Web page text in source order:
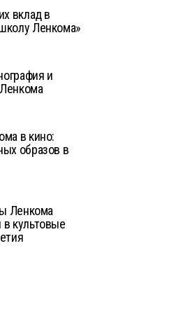
вклад в
Ленкома»
и
в кино:
образов в
Ленкома
культовые